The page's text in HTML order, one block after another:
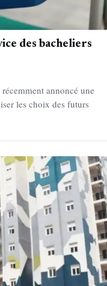
des bacheliers
annoncé une
les choix des futurs